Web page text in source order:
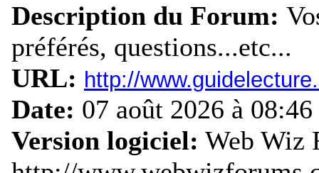
Description du Forum:
préférés, questions...etc...
URL: http://
Date: 07 août 2026 à 08:46
Version logiciel: Web Wiz